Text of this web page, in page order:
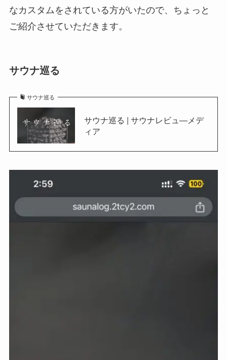
なカスタムをされている方がいたので、ちょっと
ご紹介させていただきます。
サウナ巡る
サウナ巡る
サウナ巡る | サウナレビュ―メデ
ィア